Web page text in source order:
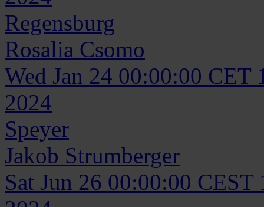
Regensburg
Rosalia Csomo
Wed Jan 24 00:00:00 CET
2024
Speyer
Jakob Strumberger
Sat Jun 26 00:00:00 CEST